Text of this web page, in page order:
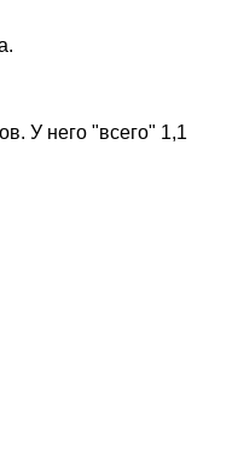
У него "всего" 1,1